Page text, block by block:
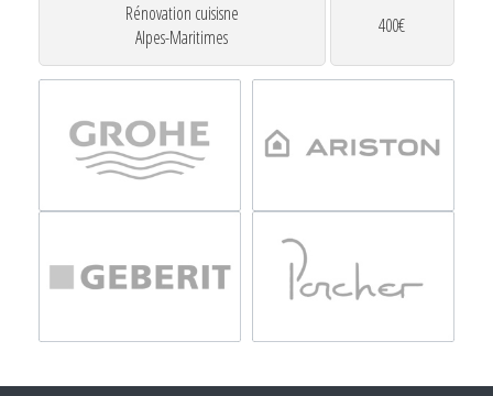
Rénovation cuisisne
Alpes-Maritimes
400€